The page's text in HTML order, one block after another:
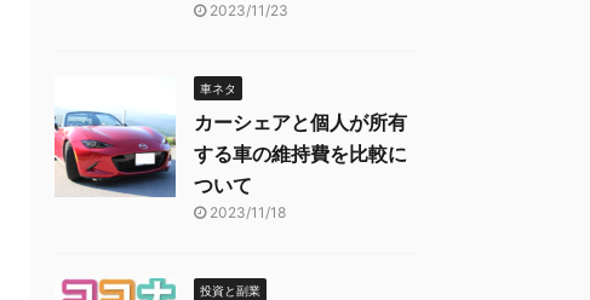
2023/11/23
車ネタ
カーシェアと個人が所有
する車の維持費を比較に
ついて
2023/11/18
投資と副業